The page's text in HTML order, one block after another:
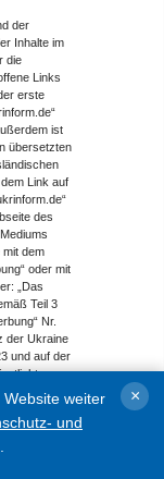
der
Inhalte im
die
Links
erste
ist
übersetzten
Link auf
des
mit dem
oder mit
„Das
Teil 3
Nr.
der Ukraine
und auf der
01421.
weiter
und
×